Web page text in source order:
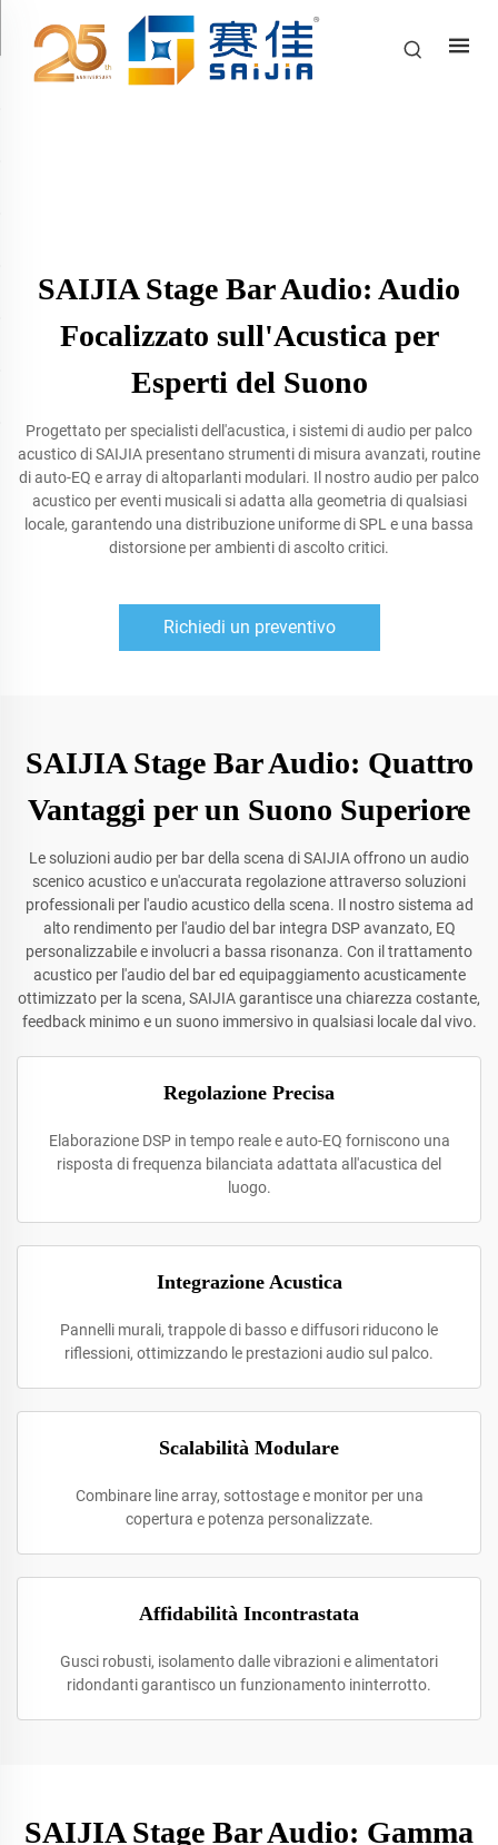
SAIJIA Stage Bar Audio: Audio
Focalizzato sull'Acustica per
Esperti del Suono
Progettato per specialisti dell'acustica, i sistemi di audio per palco
acustico di SAIJIA presentano strumenti di misura avanzati, routine
di auto-EQ e array di altoparlanti modulari. Il nostro audio per palco
acustico per eventi musicali si adatta alla geometria di qualsiasi
locale, garantendo una distribuzione uniforme di SPL e una bassa
distorsione per ambienti di ascolto critici.
Richiedi un preventivo
SAIJIA Stage Bar Audio: Quattro
Vantaggi per un Suono Superiore
Le soluzioni audio per bar della scena di SAIJIA offrono un audio
scenico acustico e un'accurata regolazione attraverso soluzioni
professionali per l'audio acustico della scena. Il nostro sistema ad
alto rendimento per l'audio del bar integra DSP avanzato, EQ
personalizzabile e involucri a bassa risonanza. Con il trattamento
acustico per l'audio del bar ed equipaggiamento acusticamente
ottimizzato per la scena, SAIJIA garantisce una chiarezza costante,
feedback minimo e un suono immersivo in qualsiasi locale dal vivo.
Regolazione Precisa
Elaborazione DSP in tempo reale e auto-EQ forniscono una
risposta di frequenza bilanciata adattata all'acustica del
luogo.
Integrazione Acustica
Pannelli murali, trappole di basso e diffusori riducono le
riflessioni, ottimizzando le prestazioni audio sul palco.
Scalabilità Modulare
Combinare line array, sottostage e monitor per una
copertura e potenza personalizzate.
Affidabilità Incontrastata
Gusci robusti, isolamento dalle vibrazioni e alimentatori
ridondanti garantisco un funzionamento ininterrotto.
SAIJIA Stage Bar Audio: Gamma